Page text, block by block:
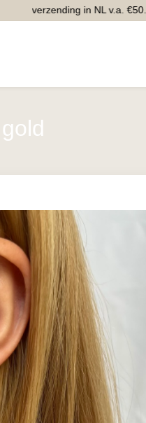
verzending in NL v.a. €50.